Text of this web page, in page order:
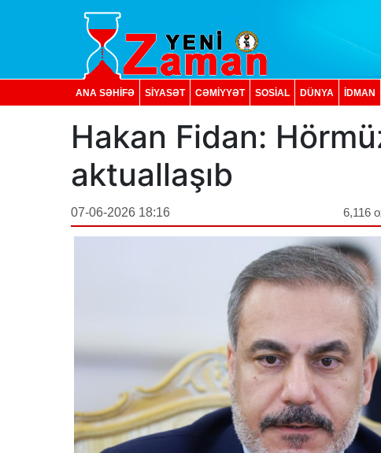
ANA SƏHİFƏ SİYASƏT CƏMİYYƏT SOSIAL DÜNYA İDMAN
Hakan Fidan:
aktuallaşıb
07-06-2026 18:16 6,116